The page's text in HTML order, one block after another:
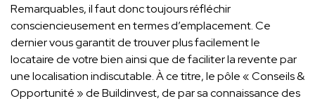
Remarquables, il faut donc toujours réfléchir
consciencieusement en termes d’emplacement. Ce
dernier vous garantit de trouver plus facilement le
locataire de votre bien ainsi que de faciliter la revente par
une localisation indiscutable. À ce titre, le pôle « Conseils &
Opportunité » de Buildinvest, de par sa connaissance des